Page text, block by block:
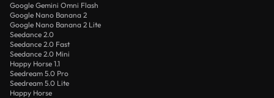
Google Gemini Omni Flash
Google Nano Banana 2
Google Nano Banana 2 Lite
Seedance 2.0
Seedance 2.0 Fast
Seedance 2.0 Mini
Happy Horse 1.1
Seedream 5.0 Pro
Seedream 5.0 Lite
Happy Horse